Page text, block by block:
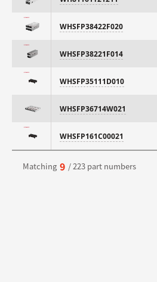
WHSFP38422F020
WHSFP38221F014
WHSFP35111D010
WHSFP36714W021
WHSFP161C00021
Matching 9 / 223 part numbers